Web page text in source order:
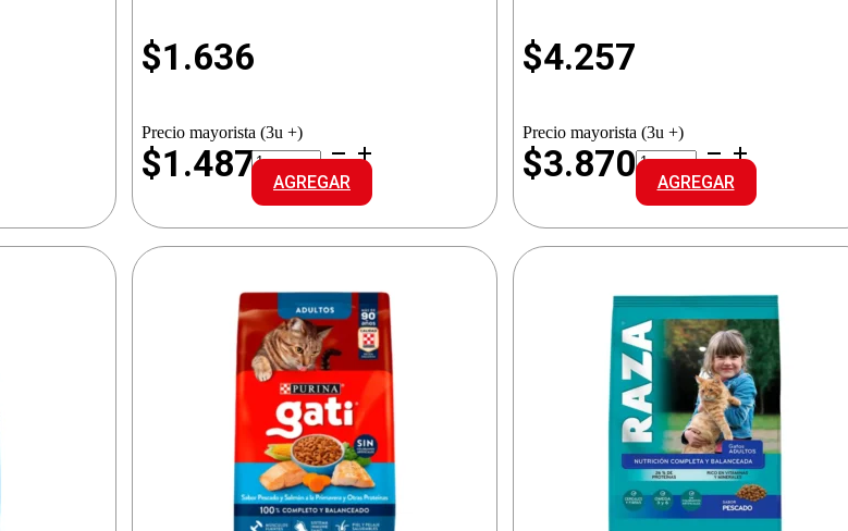
VEG
$1.636
Precio mayorista (3u +)
$1.487RAZA
ALI.GATOS
PESCADO
cantidad
AGREGAR
$4.257
Precio mayorista (3u +)
$3.870CAT
CHOW
ADULTOS
PESCADO
cantidad
AGREGAR